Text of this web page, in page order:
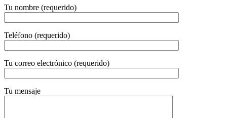
Tu nombre (requerido)
Teléfono (requerido)
Tu correo electrónico (requerido)
Tu mensaje